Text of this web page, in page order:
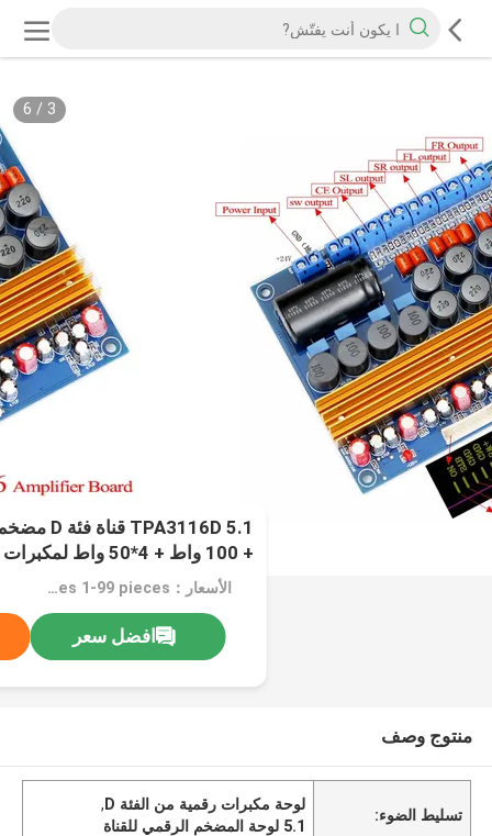
3
/
6
+ 100 واط + 4*50 واط لمكبرات الصوت القوية
الأسعار：CN¥211.85/pieces 1-99 pieces
افضل سعر
منتوج وصف
تسليط الضوء:
لوحة مكبرات رقمية من الفئة D
,
5.1 لوحة المضخم الرقمي للقناة